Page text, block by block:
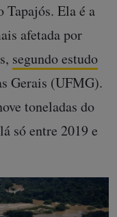
Ela é a
afetada por
segundo estudo
Gerais (UFMG).
toneladas do
só entre 2019 e